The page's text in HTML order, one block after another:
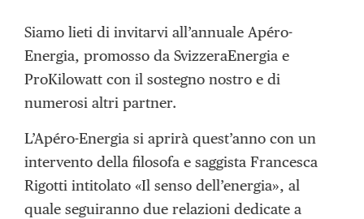
Siamo lieti di invitarvi all’annuale Apéro-
Energia, promosso da SvizzeraEnergia e
ProKilowatt con il sostegno nostro e di
numerosi altri partner.
L’Apéro-Energia si aprirà quest’anno con un
intervento della filosofa e saggista Francesca
Rigotti intitolato «Il senso dell’energia», al
quale seguiranno due relazioni dedicate a